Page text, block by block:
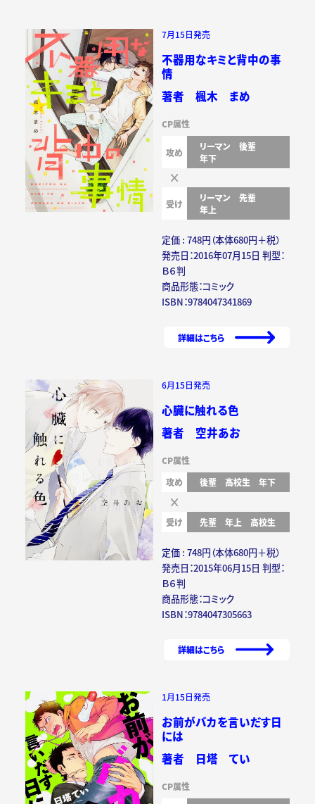
7月15日発売
不器用なキミと背中の事
情
著者 楓木 まめ
CP属性
攻め リーマン
後輩
年下
受け リーマン
先輩
年上
定価 : 748円（本体680円＋税）
発売日：2016年07月15日 判型：
Ｂ６判
商品形態：コミック
ISBN：9784047341869
詳細はこちら
6月15日発売
心臓に触れる色
著者 空井あお
CP属性
攻め
後輩 高校生 年下
受け 先輩 年上 高校生
定価 : 748円（本体680円＋税）
発売日：2015年06月15日 判型：
Ｂ６判
商品形態：コミック
ISBN：9784047305663
詳細はこちら
1月15日発売
お前がバカを言いだす日
には
著者 日塔 てい
CP属性